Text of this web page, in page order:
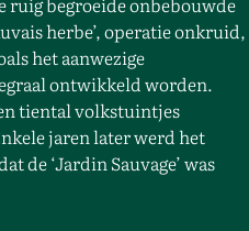
herbe’, operatie onkruid,
het aanwezige
ontwikkeld worden.
tiental volkstuintjes
jaren later werd het
de ‘Jardin Sauvage’ was